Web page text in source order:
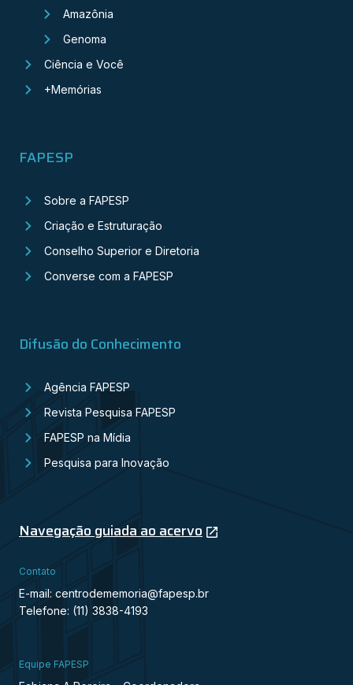
Amazônia
Genoma
Ciência e Você
+Memórias
FAPESP
Sobre a FAPESP
Criação e Estruturação
Conselho Superior e Diretoria
Converse com a FAPESP
Difusão do Conhecimento
Agência FAPESP
Revista Pesquisa FAPESP
FAPESP na Mídia
Pesquisa para Inovação
Navegação guiada ao acervo
Contato
E-mail: centrodememoria@fapesp.br
Telefone: (11) 3838-4193
Equipe FAPESP